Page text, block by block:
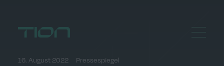
Home Menu
16. August 2022 Pressespiegel